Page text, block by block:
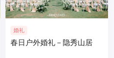
婚礼
春日户外婚礼－隐秀山居